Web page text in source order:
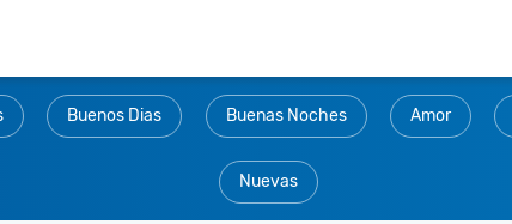
Buenos Dias Buenas Noches Amor
Nuevas